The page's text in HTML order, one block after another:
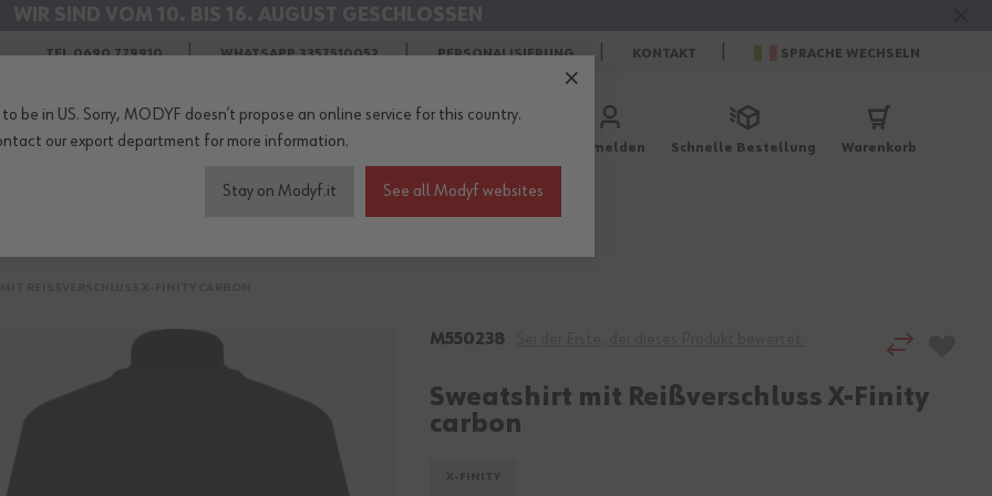
KOSTENLOSER VERSAND IM AUGUST
WIR SIND VOM 10. BIS 16. AUGUST GESCHLOSSEN
TEL 0690 779910 WHATSAPP 3357510052 PERSONALISIERUNG KONTAKT SPRACHE WECHSELN
Anmelden Schnelle Bestellung Warenkorb
SicherheitsschuheWetterschutzZubehörBerufe
M550238
Sweatshirt mit Reißverschluss X-Finity
carbon
to be in US. Sorry, MODYF doesn’t propose an online service for this country.
our export department for more information.
Stay on Modyf.it See all Modyf websites